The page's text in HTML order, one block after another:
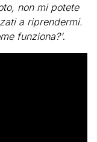
non mi potete
a riprendermi.
funziona?’.